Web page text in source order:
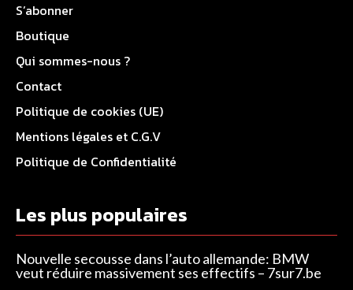
S’abonner
Boutique
Qui sommes-nous ?
Contact
Politique de cookies (UE)
Mentions légales et C.G.V
Politique de Confidentialité
Les plus populaires
Nouvelle secousse dans l’auto allemande: BMW
veut réduire massivement ses effectifs – 7sur7.be